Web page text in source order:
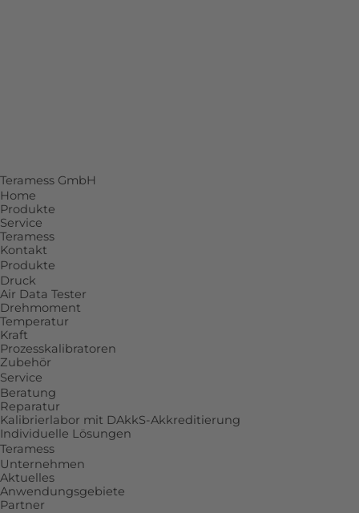
Teramess GmbH
Home
Produkte
Service
Teramess
Kontakt
Produkte
Druck
Air Data Tester
Drehmoment
Temperatur
Kraft
Prozesskalibratoren
Zubehör
Service
Beratung
Reparatur
Kalibrierlabor mit DAkkS-Akkreditierung
Individuelle Lösungen
Teramess
Unternehmen
Aktuelles
Anwendungsgebiete
Partner